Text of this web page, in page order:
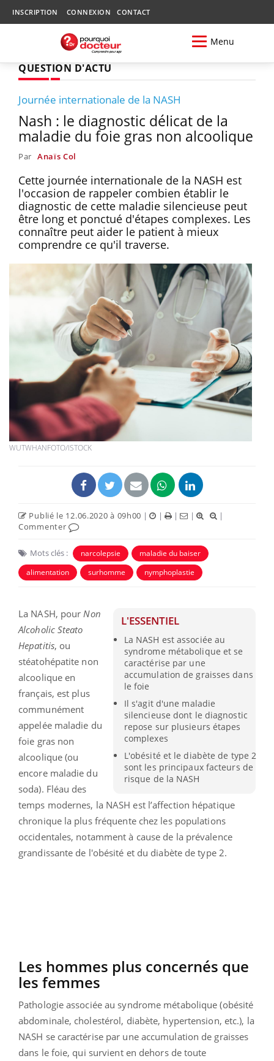
INSCRIPTION CONNEXION CONTACT
Menu
QUESTION D'ACTU
Journée internationale de la NASH
Nash : le diagnostic délicat de la
maladie du foie gras non alcoolique
Par Anaïs Col
Cette journée internationale de la NASH est
l'occasion de rappeler combien établir le
diagnostic de cette maladie silencieuse peut
être long et ponctué d'étapes complexes. Les
connaître peut aider le patient à mieux
comprendre ce qu'il traverse.
WUTWHANFOTO/ISTOCK
Publié le 12.06.2020 à 09h00 | | | |
|
Commenter
Mots clés : narcolepsie
maladie du baiser
alimentation
surhomme nymphoplastie
L'ESSENTIEL
La NASH est associée au
syndrome métabolique et se
caractérise par une
accumulation de graisses dans
le foie
Il s'agit d'une maladie
silencieuse dont le diagnostic
repose sur plusieurs étapes
complexes
L'obésité et le diabète de type 2
sont les principaux facteurs de
risque de la NASH
La NASH, pour Non
Alcoholic Steato
Hepatitis, ou
stéatohépatite non
alcoolique en
français, est plus
communément
appelée maladie du
foie gras non
alcoolique (ou
encore maladie du
soda). Fléau des
temps modernes, la NASH est l’affection hépatique
chronique la plus fréquente chez les populations
occidentales, notamment à cause de la prévalence
grandissante de l'obésité et du diabète de type 2.
Les hommes plus concernés que
les femmes
Pathologie associée au syndrome métabolique (obésité
abdominale, cholestérol, diabète, hypertension, etc.), la
NASH se caractérise par une accumulation de graisses
dans le foie, qui survient en dehors de toute